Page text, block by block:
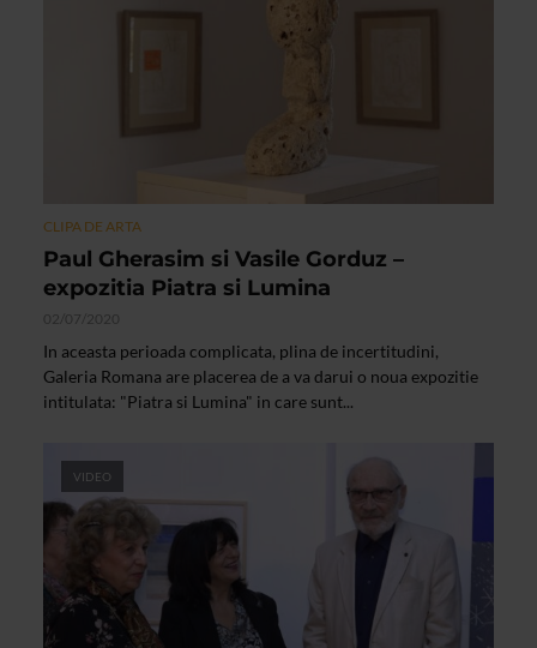
CLIPA DE ARTA
Paul Gherasim si Vasile Gorduz –
expozitia Piatra si Lumina
02/07/2020
In aceasta perioada complicata, plina de incertitudini,
Galeria Romana are placerea de a va darui o noua expozitie
intitulata: "Piatra si Lumina" in care sunt...
VIDEO